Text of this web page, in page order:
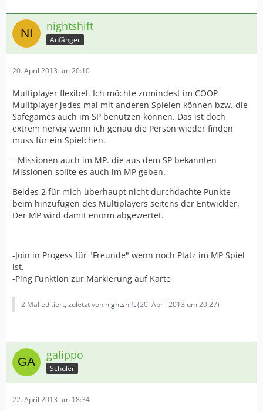
nightshift
Anfänger
20. April 2013 um 20:10
Multiplayer flexibel. Ich möchte zumindest im COOP
Mulitplayer jedes mal mit anderen Spielen können bzw. die
Safegames auch im SP benutzen können. Das ist doch
extrem nervig wenn ich genau die Person wieder finden
muss für ein Spielchen.
- Missionen auch im MP. die aus dem SP bekannten
Missionen sollte es auch im MP geben.
Beides 2 für mich überhaupt nicht durchdachte Punkte
beim hinzufügen des Multiplayers seitens der Entwickler.
Der MP wird damit enorm abgewertet.
-Join in Progess für "Freunde" wenn noch Platz im MP Spiel
ist.
-Ping Funktion zur Markierung auf Karte
2 Mal editiert, zuletzt von nightshift(20. April 2013 um 20:27)
galippo
Schüler
22. April 2013 um 18:34